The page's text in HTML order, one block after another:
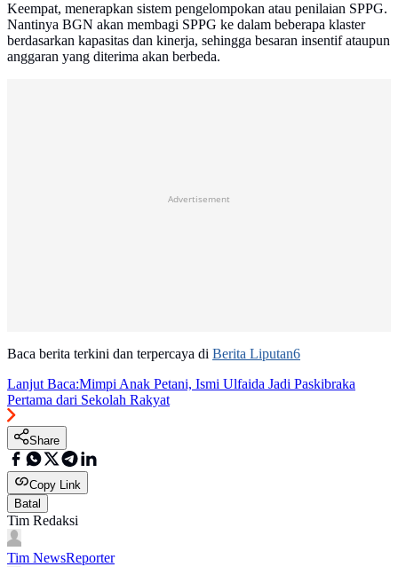
Keempat, menerapkan sistem pengelompokan atau penilaian SPPG.
Nantinya BGN akan membagi SPPG ke dalam beberapa klaster
berdasarkan kapasitas dan kinerja, sehingga besaran insentif ataupun
anggaran yang diterima akan berbeda.
Advertisement
Baca berita terkini dan terpercaya di Berita Liputan6
Lanjut Baca:Mimpi Anak Petani, Ismi Ulfaida Jadi Paskibraka
Pertama dari Sekolah Rakyat
Share
Copy Link
Batal
Tim Redaksi
Tim NewsReporter